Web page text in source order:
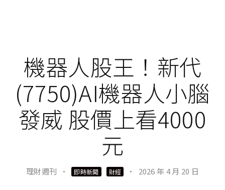
PIN SUBMIT
SHARE SHARE